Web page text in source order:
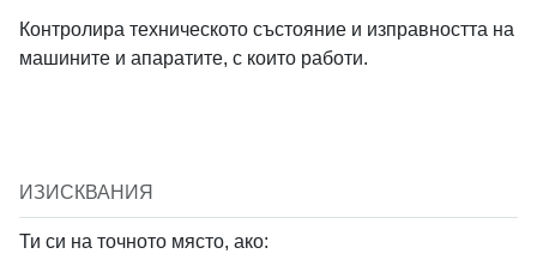
Контролира техническото състояние и изправността на
машините и апаратите, с които работи.
ИЗИСКВАНИЯ
Ти си на точното място, ако: